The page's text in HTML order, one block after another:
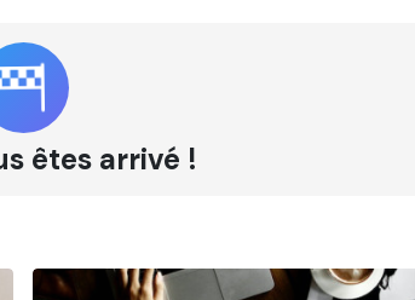
êtes arrivé !